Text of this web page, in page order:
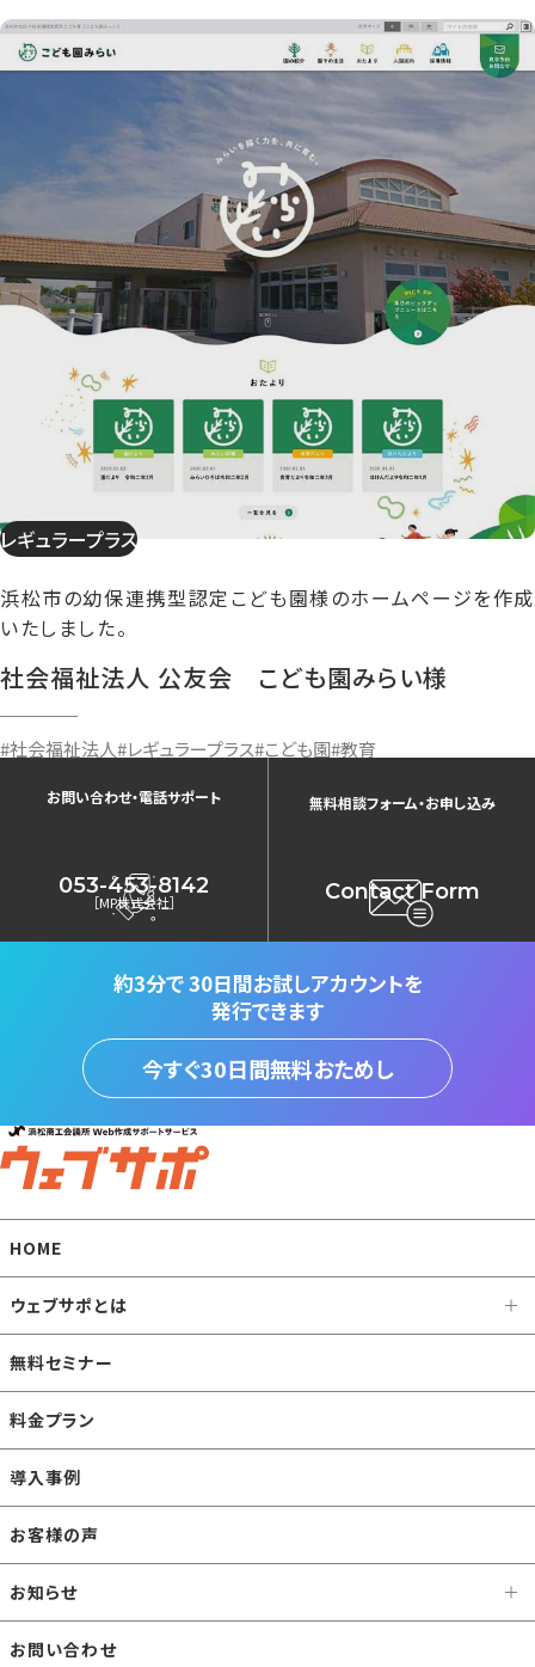
レギュラープラス
浜松市の幼保連携型認定こども園様のホームページを作成
いたしました。
社会福祉法人 公友会 こども園みらい様
#社会福祉法人#レギュラープラス#こども園#教育
お問い合わせ・電話サポート
053-453-8142
［MP株式会社］
無料相談フォーム・お申し込み
Contact Form
約3分で30日間お試しアカウントを
発行できます
今すぐ30日間無料おためし
HOME
ウェブサポとは
無料セミナー
料金プラン
導入事例
お客様の声
お知らせ
お問い合わせ